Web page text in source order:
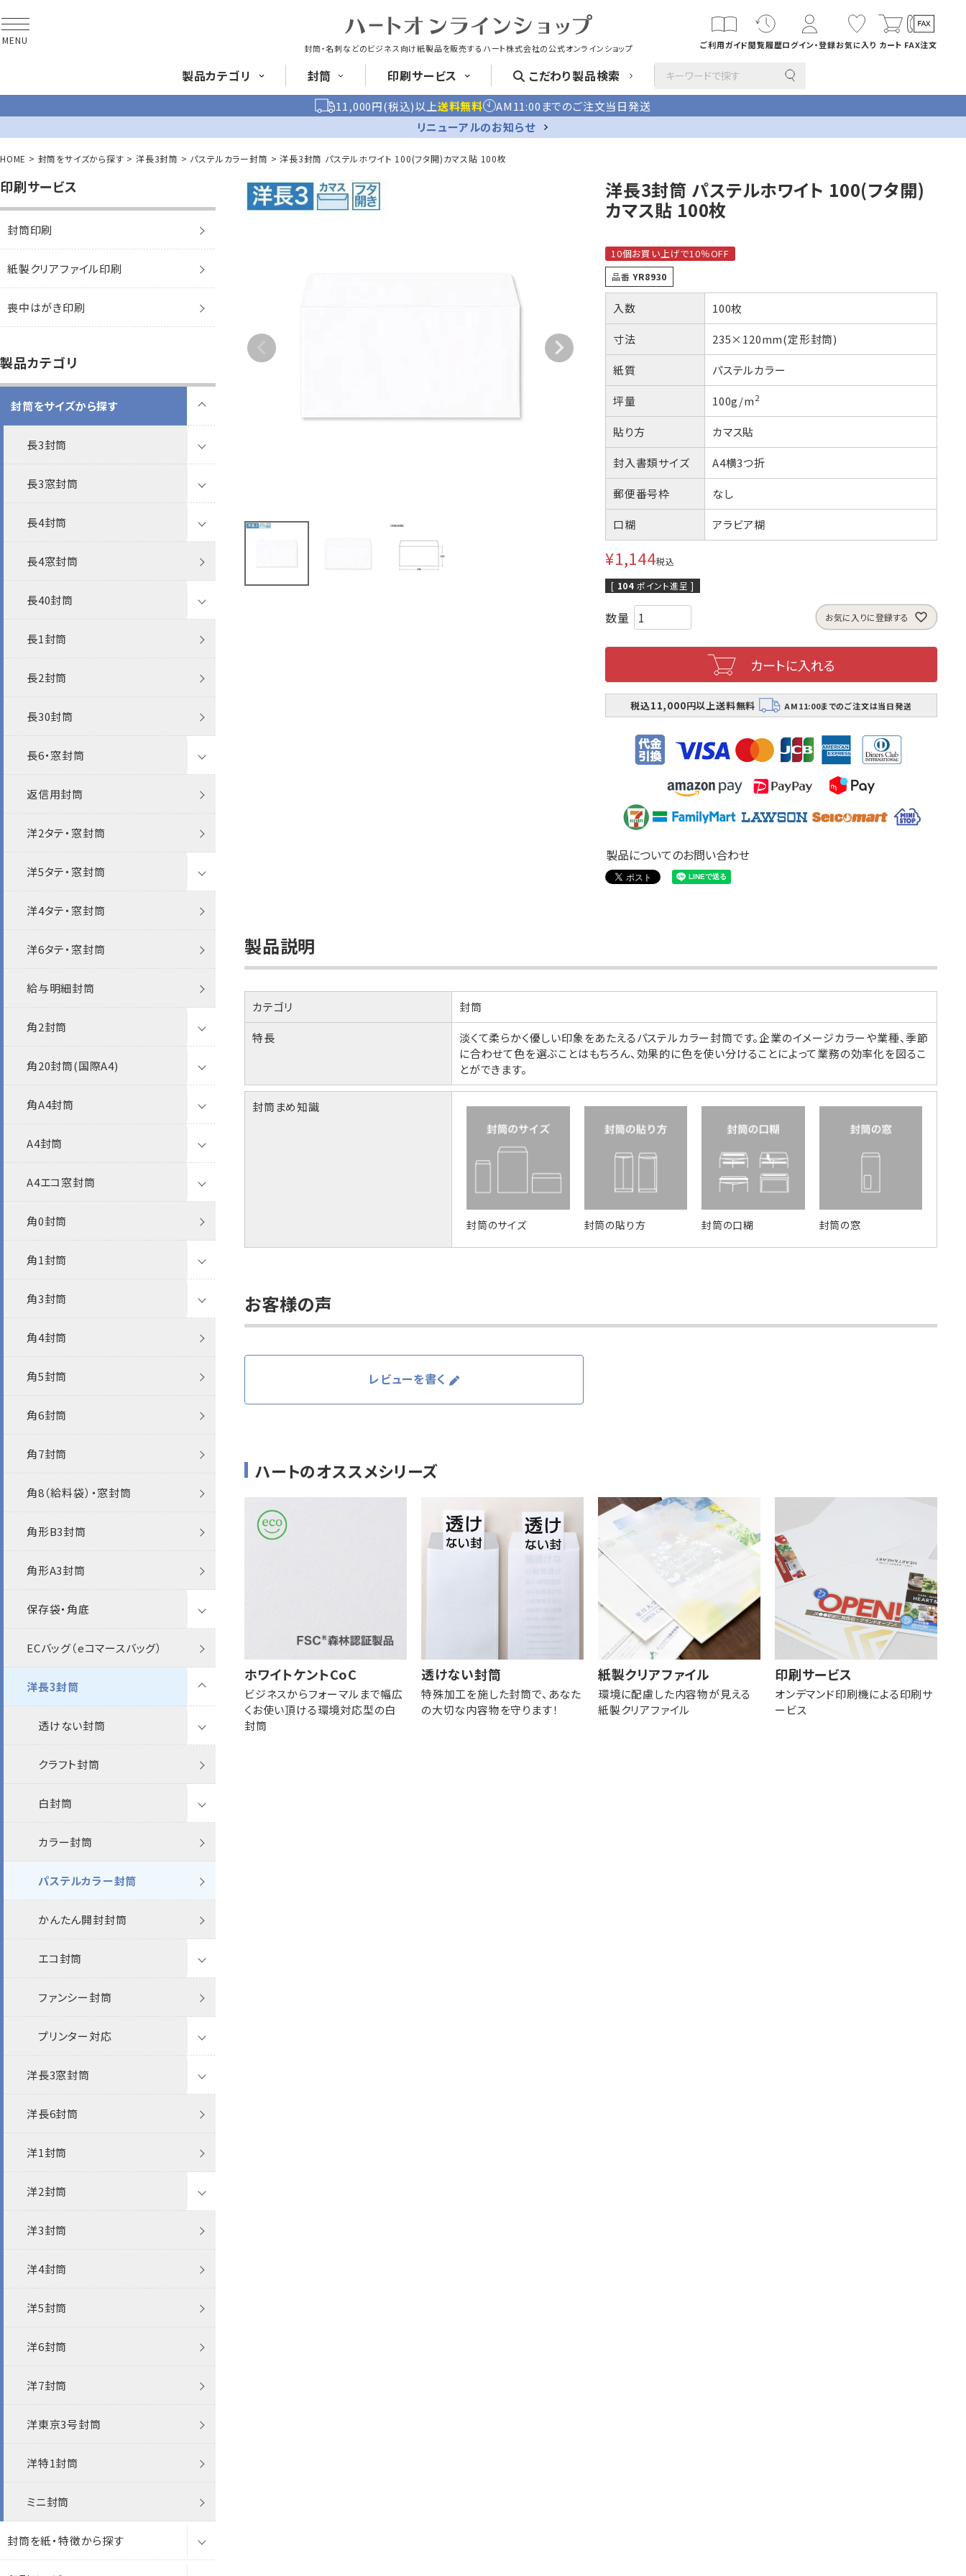
封筒・名刺などのビジネス向け紙製品を販売する ハート株式会社の公式オンラインショップ
MENU ご利用ガイド閲覧履歴ログイン・登録お気に入り カート FAX注文
製品カテゴリ
封筒をサイズ から探す 封筒印刷 はがき カード・挨拶状
喪中はがき印刷
発送・包装・梱包資材 見本帳
封筒
長形封筒 角形封筒 洋形封筒 その他
長3封筒 長3窓封筒
120×235
長4封筒 長40封筒
A4横4つ折
長2封筒
B5縦2つ折
長30封筒
A4横4つ折
洋2タテ封筒
A4横・縦4つ折
114×162
洋4タテ封筒
A4横3つ折
105×235
洋5タテ封筒
A5縦2つ折 B5横3つ折
給与明細用封筒
印刷サービス
封筒印刷サービス 喪中はがき印刷サービス
こだわり製品検索
11,000円(税込)以上送料無料
AM11:00までのご注文当日発送
リニューアルのお知らせ
HOME 封筒をサイズから探す 洋長3封筒 パステルカラー封筒 洋長3封筒 パステルホワイト 100(フタ開)カマス貼 100枚
印刷サービス
封筒印刷
紙製クリアファイル印刷
喪中はがき印刷
製品カテゴリ
封筒をサイズから探す
長3封筒
透けない封筒
ケント
パステル
ナチュラルW
ケントプレミア
透けない撥水
撥水封筒
クラフト封筒
白封筒
ケント
特白
機能性封筒
エコ
その他
カラー封筒
パステルカラー封筒
Sカラー封筒
エコ封筒
FSC森林認証
再生紙
その他
抗菌・抗ウイルス
ファンシー封筒
プリンター対応
レーザー
インクジェット
フタ折
ポリ封筒
長3窓封筒
透けない封筒
ケント
パステル
ケントプレミア
透けない撥水
撥水封筒
クラフト封筒
白封筒
特白
ケント
機能性封筒
エコ
その他
カラー封筒
パステルカラー封筒
エコ封筒
FSC森林認証
ワックス窓封筒
宛名を見ながら封かんできる窓封
長4封筒
透けない封筒
クラフト封筒
白封筒
ケント
特白
機能性封筒
その他
カラー封筒
パステルカラー封筒
エコ封筒
FSC森林認証
和紙
フタ折
長4窓封筒
長40封筒
クラフト封筒
白封筒
カラー封筒
パステルカラー封筒
Sカラー封筒
フタ折
長1封筒
長2封筒
長30封筒
長6・窓封筒
透けない封筒
クラフト封筒
返信用封筒
洋2タテ・窓封筒
洋5タテ・窓封筒
クラフト封筒
白封筒
フタ折
洋4タテ・窓封筒
洋6タテ・窓封筒
給与明細封筒
角2封筒
透けない封筒
ケント
パステル
ナチュラルW
ケントプレミア
透けない撥水
撥水封筒
クラフト封筒
白封筒
特白
ケント
機能性封筒
エコ
その他
カラー封筒
パステルカラー封筒
Sカラー封筒
ベストカラー封筒
エコ封筒
FSC森林認証
再生紙
その他
ファンシー
プリンター対応
レーザー
インクジェット
抗菌・抗ウイルス
ポリ封筒
角20封筒(国際A4)
クラフト封筒
白封筒
カラー封筒
パステルカラー封筒
角A4封筒
透けない撥水封筒
クラフト封筒
白封筒
パステルカラー封筒
A4封筒
プリンター対応
ポリ封筒
A4エコ窓封筒
透けない封筒
クラフト封筒
パステルカラー封筒
角0封筒
角1封筒
クラフト封筒
白封筒
カラー封筒
パステルカラー封筒
角3封筒
透けない封筒
クラフト封筒
白封筒
カラー封筒
パステルカラー封筒
エコ封筒
角4封筒
角5封筒
角6封筒
角7封筒
角8（給料袋）・窓封筒
角形B3封筒
角形A3封筒
保存袋・角底
マルタック
角0保存袋
角1保存袋
角2保存袋
透けない封筒
クラフト封筒
白封筒
カラー封筒
パステルカラー封筒
ベストカラー封筒
破れない封筒
角3保存袋
角2紐付マチなし
角2角底
ECバッグ（eコマースバッグ）
洋長3封筒
透けない封筒
パステル
ケント
ケントプレミア
クラフト封筒
白封筒
ケント
機能性封筒
その他
カラー封筒
パステルカラー封筒
かんたん開封封筒
エコ封筒
FSC森林認証
再生紙
その他
ファンシー封筒
プリンター対応
レーザー
インクジェット
洋長3窓封筒
透けない封筒
クラフト封筒
白封筒
ケント
機能性封筒
エコ
パステルカラー封筒
エコ封筒
洋長6封筒
洋1封筒
洋2封筒
白封筒
パステルカラー封筒
お悔み用
クオレッティ
プリンター対応
洋3封筒
洋4封筒
洋5封筒
洋6封筒
洋7封筒
洋東京3号封筒
洋特1封筒
ミニ封筒
封筒を紙・特徴から探す
洋長3封筒 パステルホワイト 100(フタ開)
カマス貼 100枚
10個お買い上げで10％OFF
品番 YR8930
入数 100枚
寸法 235×120mm(定形封筒)
紙質 パステルカラー
坪量 100g/m2
貼り方 カマス貼
封入書類サイズ A4横3つ折
郵便番号枠 なし
口糊 アラビア糊
¥1,144税込
[ 104 ポイント進呈 ]
お気に入りに登録する
カートに入れる
税込11,000円以上送料無料 AM11:00までのご注文は当日発送
製品についてのお問い合わせ
製品説明
カテゴリ 封筒
特長
淡くて柔らかく優しい印象をあたえるパステルカラー封筒です。企業のイメージカラーや業種、季節
に合わせて色を選ぶことはもちろん、効果的に色を使い分けることによって業務の効率化を図るこ
とができます。
封筒まめ知識
封筒のサイズ 封筒の貼り方 封筒の口糊 封筒の窓
お客様の声
レビューを書く
ハートのオススメシリーズ
ホワイトケントCoC
ビジネスからフォーマルまで幅広
くお使い頂ける環境対応型の白
封筒
透けない封筒
特殊加工を施した封筒で、あなた
の大切な内容物を守ります！
紙製クリアファイル
環境に配慮した内容物が見える
紙製クリアファイル
印刷サービス
オンデマンド印刷機による印刷サ
ービス